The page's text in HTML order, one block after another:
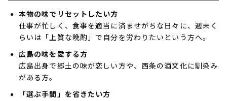
本物の味でリセットしたい方
仕事が忙しく、食事を適当に済ませがちな日々に、週末く
らいは「上質な晩酌」で自分を労わりたいという方へ。
広島の味を愛する方
広島出身で郷土の味が恋しい方や、西条の酒文化に馴染み
がある方。
「選ぶ手間」を省きたい方